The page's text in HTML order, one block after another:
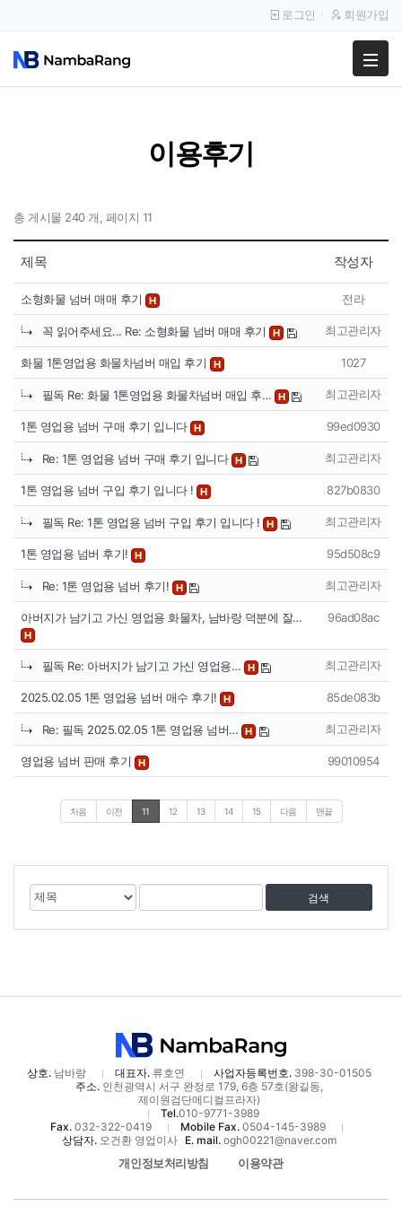
팔고
이용후기
로그인 회원가입
이용후기
총 게시물 240 개, 페이지 11
제목 작성자
소형화물 넘버 매매 후기 H 전라
꼭 읽어주세요... Re: 소형화물 넘버 매매 후기 H 최고관리자
화물 1톤영업용 화물차넘버 매입 후기 H 1027
필독 Re: 화물 1톤영업용 화물차넘버 매입 후… H 최고관리자
1톤 영업용 넘버 구매 후기 입니다 H 99ed0930
Re: 1톤 영업용 넘버 구매 후기 입니다 H 최고관리자
1톤 영업용 넘버 구입 후기 입니다 ! H 827b0830
필독 Re: 1톤 영업용 넘버 구입 후기 입니다 ! H 최고관리자
1톤 영업용 넘버 후기! H 95d508c9
Re: 1톤 영업용 넘버 후기! H 최고관리자
아버지가 남기고 가신 영업용 화물차, 남바랑 덕분에 잘…
H
96ad08ac
필독 Re: 아버지가 남기고 가신 영업용… H 최고관리자
2025.02.05 1톤 영업용 넘버 매수 후기! H 85de083b
Re: 필독 2025.02.05 1톤 영업용 넘버… H 최고관리자
영업용 넘버 판매 후기 H 99010954
처음 이전 11 12 13 14 15 다음 맨끝
게
물
검
색
대
검
어
상호.남바랑 대표자.류호연 사업자등록번호.398-30-01505
주소.인천광역시 서구 완정로 179, 6층 57호(왕길동,
제이원검단메디컬프라자)
Tel.010-9771-3989
Fax. 032-322-0419 Mobile Fax. 0504-145-3989
상담자.오건환 영업이사 E. mail.ogh00221@naver.com
개인정보처리방침 이용약관